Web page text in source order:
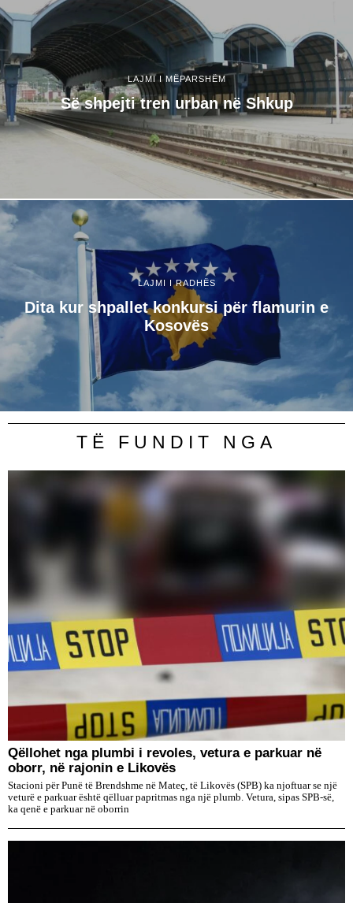
LAJMI I MËPARSHËM
Së shpejti tren urban në Shkup
LAJMI I RADHËS
​Dita kur shpallet konkursi për flamurin e
Kosovës
TË FUNDIT NGA
Qëllohet nga plumbi i revoles, vetura e parkuar në
oborr, në rajonin e Likovës
Stacioni për Punë të Brendshme në Mateç, të Likovës (SPB) ka njoftuar se një
veturë e parkuar është qëlluar papritmas nga një plumb. Vetura, sipas SPB-së,
ka qenë e parkuar në oborrin